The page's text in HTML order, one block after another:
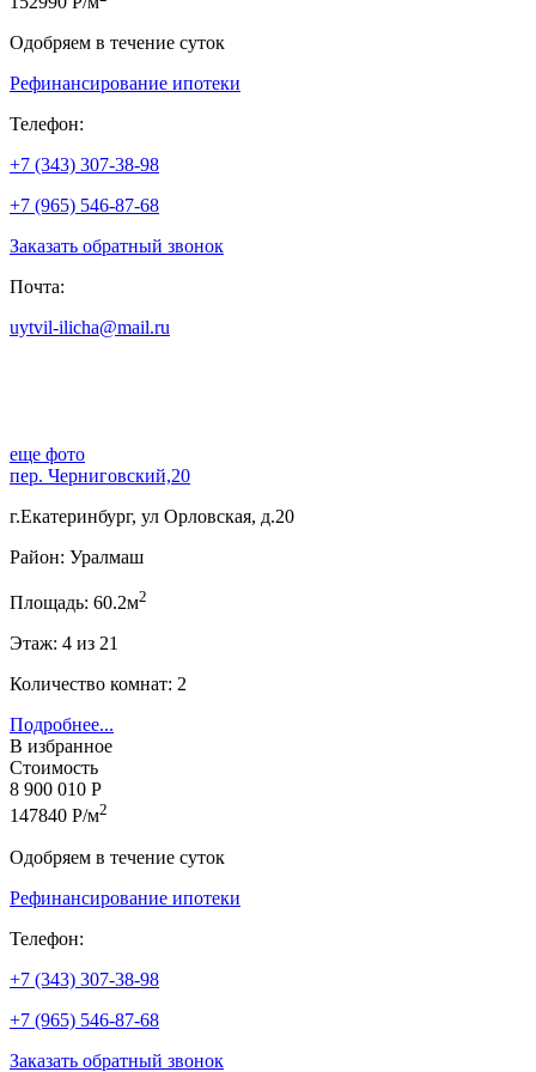
Одобряем в течение суток
Рефинансирование ипотеки
Телефон:
+7 (343) 307-38-98
+7 (965) 546-87-68
Заказать обратный звонок
Почта:
uytvil-ilicha@mail.ru
еще фото
пер. Черниговский,20
г.Екатеринбург, ул Орловская, д.20
Район: Уралмаш
Площадь: 60.2м2
Этаж: 4 из 21
Количество комнат: 2
Подробнее...
В избранное
Стоимость
8 900 010 Р
147840 Р/м2
Одобряем в течение суток
Рефинансирование ипотеки
Телефон:
+7 (343) 307-38-98
+7 (965) 546-87-68
Заказать обратный звонок